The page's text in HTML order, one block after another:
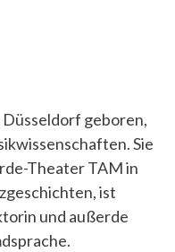
geboren,
Sie
Theater TAM in
ist
und außerde